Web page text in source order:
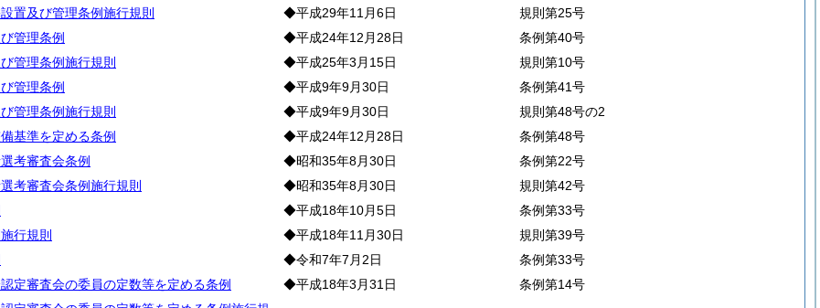
置及び管理条例施行規則
◆平成29年11月6日
規則第25号
管理条例
◆平成24年12月28日
条例第40号
管理条例施行規則
◆平成25年3月15日
規則第10号
管理条例
◆平成9年9月30日
条例第41号
管理条例施行規則
◆平成9年9月30日
規則第48号の2
基準を定める条例
◆平成24年12月28日
条例第48号
考審査会条例
◆昭和35年8月30日
条例第22号
考審査会条例施行規則
◆昭和35年8月30日
規則第42号
◆平成18年10月5日
条例第33号
行規則
◆平成18年11月30日
規則第39号
◆令和7年7月2日
条例第33号
定審査会の委員の定数等を定める条例
◆平成18年3月31日
条例第14号